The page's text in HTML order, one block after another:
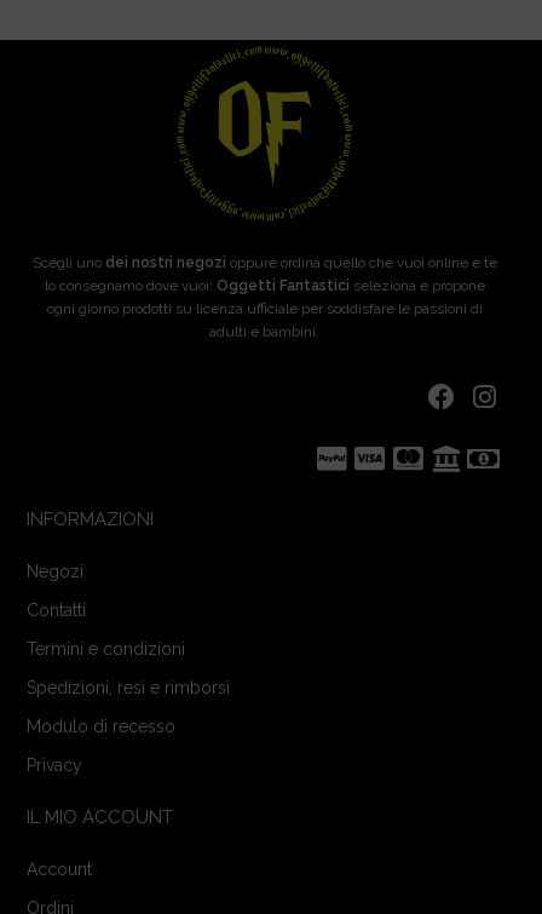
Scegli uno dei nostri negozi oppure ordina quello che vuoi online e te
lo consegnamo dove vuoi: Oggetti Fantastici seleziona e propone
ogni giorno prodotti su licenza ufficiale per soddisfare le passioni di
adulti e bambini.
INFORMAZIONI
Negozi
Contatti
Termini e condizioni
Spedizioni, resi e rimborsi
Modulo di recesso
Privacy
IL MIO ACCOUNT
Account
Ordini